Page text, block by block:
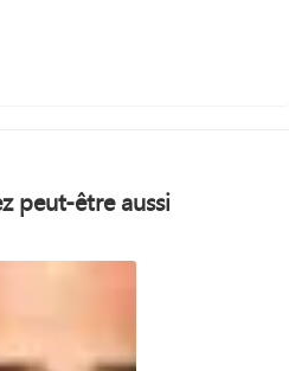
peut-être aussi